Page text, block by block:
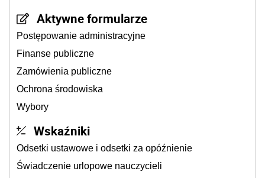
Aktywne formularze
Postępowanie administracyjne
Finanse publiczne
Zamówienia publiczne
Ochrona środowiska
Wybory
Wskaźniki
Odsetki ustawowe i odsetki za opóźnienie
Świadczenie urlopowe nauczycieli